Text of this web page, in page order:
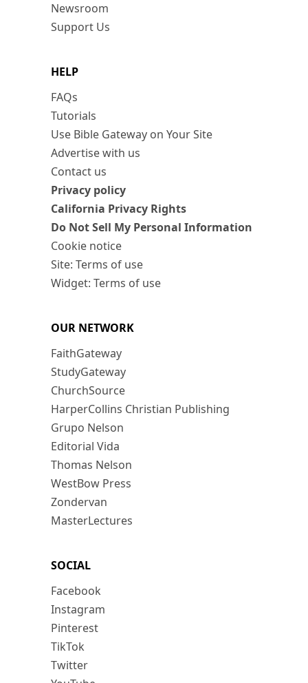
Newsroom
Support Us
HELP
FAQs
Tutorials
Use Bible Gateway on Your Site
Advertise with us
Contact us
Privacy policy
California Privacy Rights
Do Not Sell My Personal Information
Cookie notice
Site: Terms of use
Widget: Terms of use
OUR NETWORK
FaithGateway
StudyGateway
ChurchSource
HarperCollins Christian Publishing
Grupo Nelson
Editorial Vida
Thomas Nelson
WestBow Press
Zondervan
MasterLectures
SOCIAL
Facebook
Instagram
Pinterest
TikTok
Twitter